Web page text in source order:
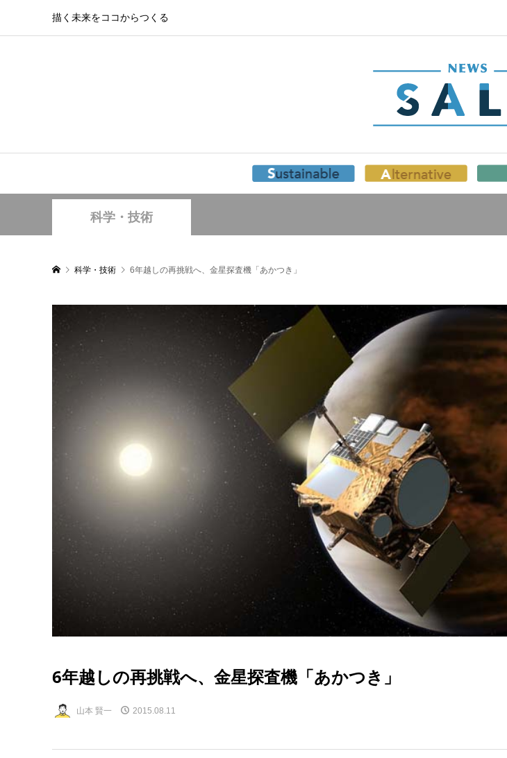
描く未来をココからつくる
科学・技術
科学・技術 6年越しの再挑戦へ、金星探査機「あかつき」
6年越しの再挑戦へ、金星探査機「あかつき」
山本 賢一 2015.08.11